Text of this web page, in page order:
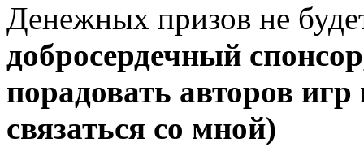
Денежных призов не
добросердечный
порадовать авторов
связаться со мной)